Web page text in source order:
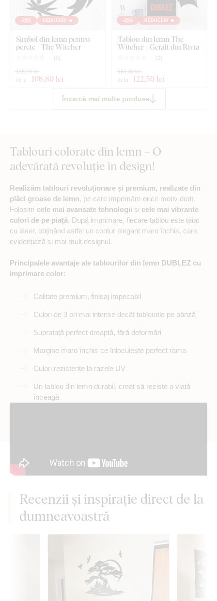
-25% REDUCERI 🔥
Simbol din lemn pentru
perete - The Witcher
( 0)
de la 108,80 lei
145,10 lei
-25% REDUCERI 🔥
Tablou din lemn The
Witcher - Geralt din Rivia
( 0)
de la 122,50 lei
163,30 lei
Încarcă mai multe produse
Tablouri colorate din lemn – O
adevărată revoluție în design!
Realizăm tablouri revoluționare și premium, realizate din
plăci groase de lemn, pe care imprimăm orice motiv dorit.
Folosim cele mai avansate tehnologii și cele mai vibrante
culori de pe piață. După imprimare, fiecare tablou este tăiat
cu laser, obținând astfel un contur elegant maro închis, care
evidențiază și mai mult designul.
Principalele avantaje ale tablourilor din lemn DUBLEZ cu
imprimare color:
Calitate premium, finisaj impecabil
Culori de 3 ori mai intense decât tablourile pe pânză
Suprafață perfect dreaptă, fără deformări
Margine maro închis ce înlocuiește perfect rama
Culori rezistente la razele UV
Un tablou din lemn durabil, creat să reziste o viață
întreagă
Recenzii și inspirație direct de la
dumneavoastră